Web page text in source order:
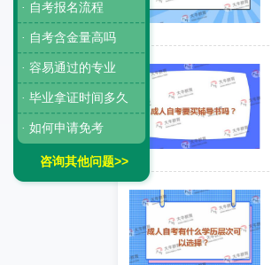
· 自考报名流程
· 自考含金量高吗
· 容易通过的专业
· 毕业拿证时间多久
· 如何申请免考
咨询其他问题>>